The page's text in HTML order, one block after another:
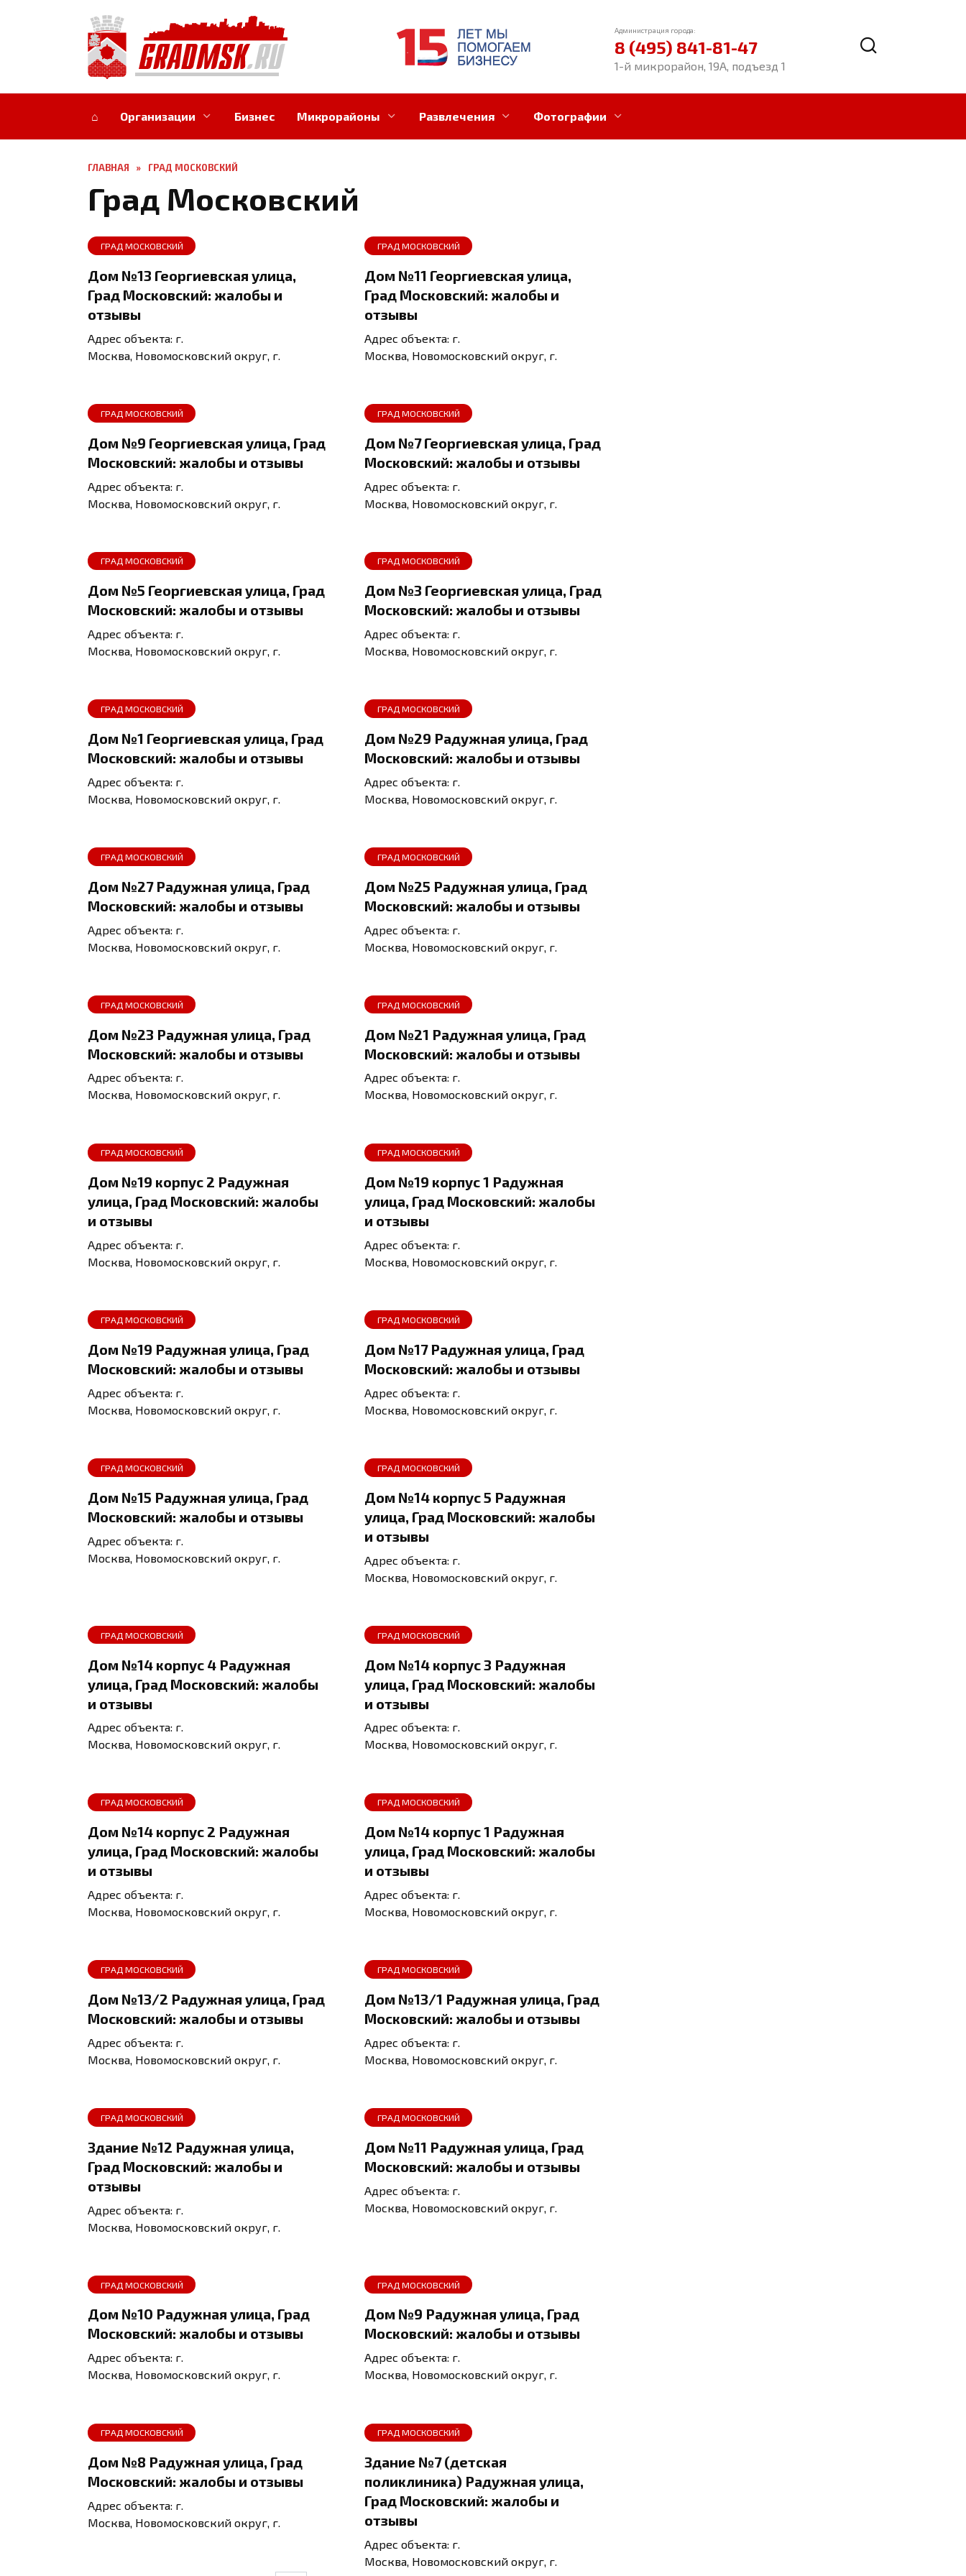
Администрация города:
8 (495) 841-81-47
1-й микрорайон, 19А, подъезд 1
⌂ Организации Бизнес Микрорайоны Развлечения Фотографии
ГЛАВНАЯ » ГРАД МОСКОВСКИЙ
Град Московский
ГРАД МОСКОВСКИЙ
Дом №13 Георгиевская улица,
Град Московский: жалобы и
отзывы
Адрес объекта: г.
Москва, Новомосковский округ, г.
ГРАД МОСКОВСКИЙ
Дом №11 Георгиевская улица,
Град Московский: жалобы и
отзывы
Адрес объекта: г.
Москва, Новомосковский округ, г.
ГРАД МОСКОВСКИЙ
Дом №9 Георгиевская улица, Град
Московский: жалобы и отзывы
Адрес объекта: г.
Москва, Новомосковский округ, г.
ГРАД МОСКОВСКИЙ
Дом №7 Георгиевская улица, Град
Московский: жалобы и отзывы
Адрес объекта: г.
Москва, Новомосковский округ, г.
ГРАД МОСКОВСКИЙ
Дом №5 Георгиевская улица, Град
Московский: жалобы и отзывы
Адрес объекта: г.
Москва, Новомосковский округ, г.
ГРАД МОСКОВСКИЙ
Дом №3 Георгиевская улица, Град
Московский: жалобы и отзывы
Адрес объекта: г.
Москва, Новомосковский округ, г.
ГРАД МОСКОВСКИЙ
Дом №1 Георгиевская улица, Град
Московский: жалобы и отзывы
Адрес объекта: г.
Москва, Новомосковский округ, г.
ГРАД МОСКОВСКИЙ
Дом №29 Радужная улица, Град
Московский: жалобы и отзывы
Адрес объекта: г.
Москва, Новомосковский округ, г.
ГРАД МОСКОВСКИЙ
Дом №27 Радужная улица, Град
Московский: жалобы и отзывы
Адрес объекта: г.
Москва, Новомосковский округ, г.
ГРАД МОСКОВСКИЙ
Дом №25 Радужная улица, Град
Московский: жалобы и отзывы
Адрес объекта: г.
Москва, Новомосковский округ, г.
ГРАД МОСКОВСКИЙ
Дом №23 Радужная улица, Град
Московский: жалобы и отзывы
Адрес объекта: г.
Москва, Новомосковский округ, г.
ГРАД МОСКОВСКИЙ
Дом №21 Радужная улица, Град
Московский: жалобы и отзывы
Адрес объекта: г.
Москва, Новомосковский округ, г.
ГРАД МОСКОВСКИЙ
Дом №19 корпус 2 Радужная
улица, Град Московский: жалобы
и отзывы
Адрес объекта: г.
Москва, Новомосковский округ, г.
ГРАД МОСКОВСКИЙ
Дом №19 корпус 1 Радужная
улица, Град Московский: жалобы
и отзывы
Адрес объекта: г.
Москва, Новомосковский округ, г.
ГРАД МОСКОВСКИЙ
Дом №19 Радужная улица, Град
Московский: жалобы и отзывы
Адрес объекта: г.
Москва, Новомосковский округ, г.
ГРАД МОСКОВСКИЙ
Дом №17 Радужная улица, Град
Московский: жалобы и отзывы
Адрес объекта: г.
Москва, Новомосковский округ, г.
ГРАД МОСКОВСКИЙ
Дом №15 Радужная улица, Град
Московский: жалобы и отзывы
Адрес объекта: г.
Москва, Новомосковский округ, г.
ГРАД МОСКОВСКИЙ
Дом №14 корпус 5 Радужная
улица, Град Московский: жалобы
и отзывы
Адрес объекта: г.
Москва, Новомосковский округ, г.
ГРАД МОСКОВСКИЙ
Дом №14 корпус 4 Радужная
улица, Град Московский: жалобы
и отзывы
Адрес объекта: г.
Москва, Новомосковский округ, г.
ГРАД МОСКОВСКИЙ
Дом №14 корпус 3 Радужная
улица, Град Московский: жалобы
и отзывы
Адрес объекта: г.
Москва, Новомосковский округ, г.
ГРАД МОСКОВСКИЙ
Дом №14 корпус 2 Радужная
улица, Град Московский: жалобы
и отзывы
Адрес объекта: г.
Москва, Новомосковский округ, г.
ГРАД МОСКОВСКИЙ
Дом №14 корпус 1 Радужная
улица, Град Московский: жалобы
и отзывы
Адрес объекта: г.
Москва, Новомосковский округ, г.
ГРАД МОСКОВСКИЙ
Дом №13/2 Радужная улица, Град
Московский: жалобы и отзывы
Адрес объекта: г.
Москва, Новомосковский округ, г.
ГРАД МОСКОВСКИЙ
Дом №13/1 Радужная улица, Град
Московский: жалобы и отзывы
Адрес объекта: г.
Москва, Новомосковский округ, г.
ГРАД МОСКОВСКИЙ
Здание №12 Радужная улица,
Град Московский: жалобы и
отзывы
Адрес объекта: г.
Москва, Новомосковский округ, г.
ГРАД МОСКОВСКИЙ
Дом №11 Радужная улица, Град
Московский: жалобы и отзывы
Адрес объекта: г.
Москва, Новомосковский округ, г.
ГРАД МОСКОВСКИЙ
Дом №10 Радужная улица, Град
Московский: жалобы и отзывы
Адрес объекта: г.
Москва, Новомосковский округ, г.
ГРАД МОСКОВСКИЙ
Дом №9 Радужная улица, Град
Московский: жалобы и отзывы
Адрес объекта: г.
Москва, Новомосковский округ, г.
ГРАД МОСКОВСКИЙ
Дом №8 Радужная улица, Град
Московский: жалобы и отзывы
Адрес объекта: г.
Москва, Новомосковский округ, г.
ГРАД МОСКОВСКИЙ
Здание №7 (детская
поликлиника) Радужная улица,
Град Московский: жалобы и
отзывы
Адрес объекта: г.
Москва, Новомосковский округ, г.